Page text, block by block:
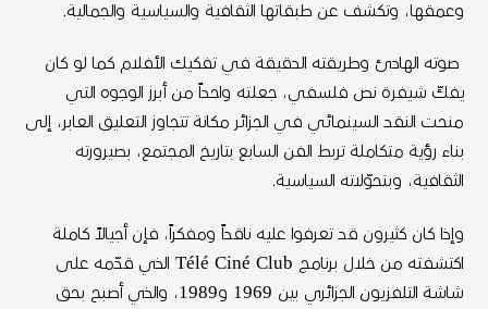
وعمقها، وتكشف عن طبقاتها الثقافية والسياسية والجمالية.
صوته الهادئ وطريقته الدقيقة في تفكيك الأفلام كما لو كان
يفكّ شيفرة نص فلسفي، جعلته واحداً من أبرز الوجوه التي
منحت النقد السينمائي في الجزائر مكانة تتجاوز التعليق العابر، إلى
بناء رؤية متكاملة تربط الفن السابع بتاريخ المجتمع، بصيرورته
الثقافية، وبتحوّلاته السياسية.
وإذا كان كثيرون قد تعرفوا عليه ناقداً ومفكراً، فإن أجيالاً كاملة
اكتشفته من خلال برنامج Télé Ciné Club الذي قدّمه على
شاشة التلفزيون الجزائري بين 1969 و1989، والذي أصبح بحق